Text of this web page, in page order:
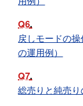
Q6
戻しモードの
の運用例）
Q7
総売りと純売り